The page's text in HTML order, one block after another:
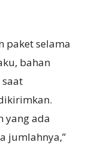
paket selama
bahan
yang ada
jumlahnya,”